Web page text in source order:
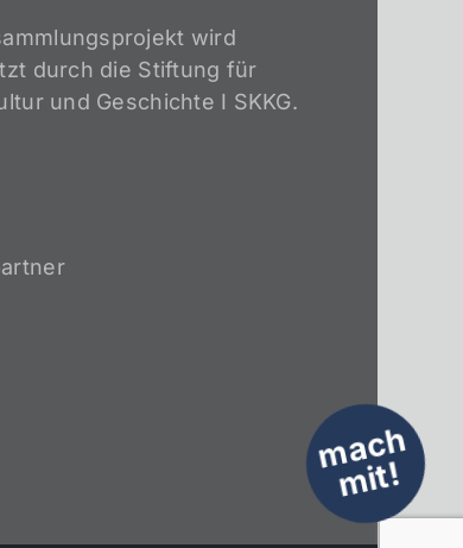
m
a
c
h
mi
t!
wird
durch die Stiftung für
und Geschichte I SKKG.